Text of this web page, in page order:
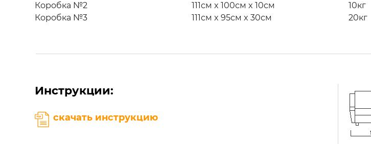
Коробка №2
Коробка №3
111см x 100см x 10см
111см x 95см x 30см
10кг
20кг
Инструкции:
скачать инструкцию